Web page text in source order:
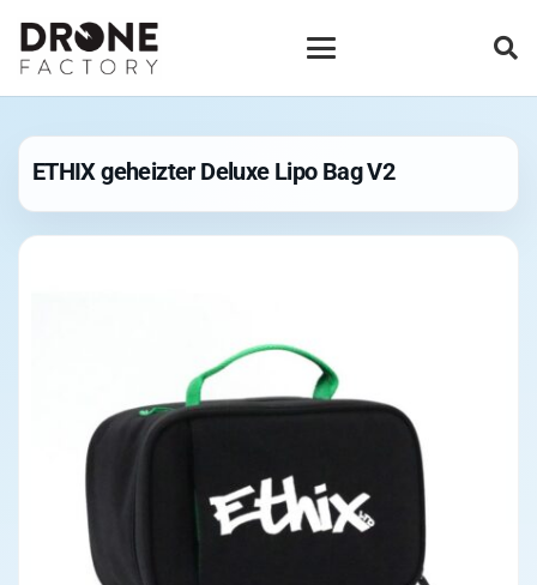
ETHIX geheizter Deluxe Lipo Bag V2